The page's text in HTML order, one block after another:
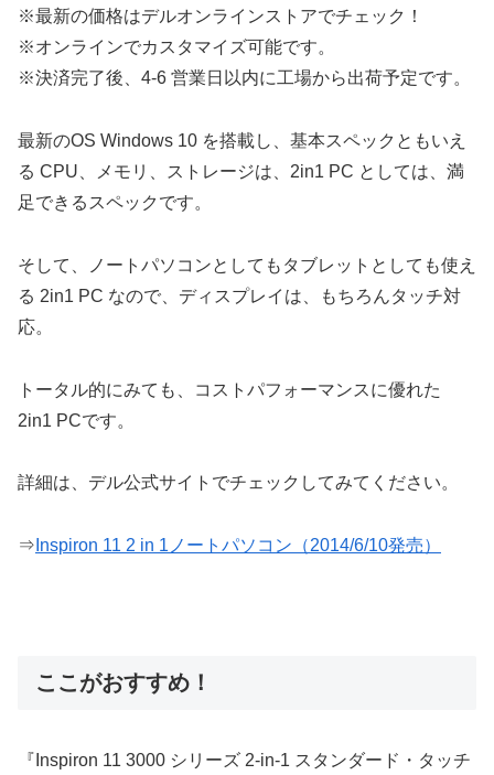
※最新の価格はデルオンラインストアでチェック！
※オンラインでカスタマイズ可能です。
※決済完了後、4-6 営業日以内に工場から出荷予定です。
最新のOS Windows 10 を搭載し、基本スペックともいえ
る CPU、メモリ、ストレージは、2in1 PC としては、満
足できるスペックです。
そして、ノートパソコンとしてもタブレットとしても使え
る 2in1 PC なので、ディスプレイは、もちろんタッチ対
応。
トータル的にみても、コストパフォーマンスに優れた
2in1 PCです。
詳細は、デル公式サイトでチェックしてみてください。
⇒ Inspiron 11 2 in 1ノートパソコン（2014/6/10発売）
ここがおすすめ！
『Inspiron 11 3000 シリーズ 2-in-1 スタンダード・タッチ